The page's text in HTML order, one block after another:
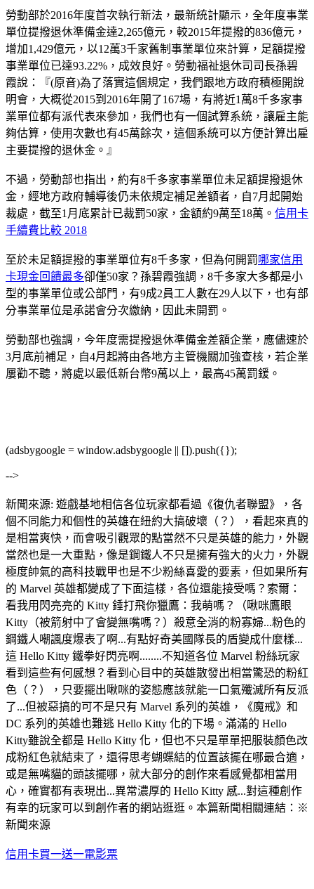
勞動部於2016年度首次執行新法，最新統計顯示，全年度事業
單位提撥退休準備金達2,265億元，較2015年提撥的836億元，
增加1,429億元，以12萬3千家舊制事業單位來計算，足額提撥
事業單位已達93.22%，成效良好。勞動福祉退休司司長孫碧
霞說：『(原音)為了落實這個規定，我們跟地方政府積極開說
明會，大概從2015到2016年開了167場，有將近1萬8千多家事
業單位都有派代表來參加，我們也有一個試算系統，讓雇主能
夠估算，使用次數也有45萬餘次，這個系統可以方便計算出雇
主要提撥的退休金。』
不過，勞動部也指出，約有8千多家事業單位未足額提撥退休
金，經地方政府輔導後仍未依規定補足差額者，自7月起開始
裁處，截至1月底累計已裁罰50家，金額約9萬至18萬。 信用卡
手續費比較 2018
至於未足額提撥的事業單位有8千多家，但為何開罰哪家信用
卡現金回饋最多卻僅50家？孫碧霞強調，8千多家大多都是小
型的事業單位或公部門，有9成2員工人數在29人以下，也有部
分事業單位是承諾會分次繳納，因此未開罰。
勞動部也強調，今年度需提撥退休準備金差額企業，應儘速於
3月底前補足，自4月起將由各地方主管機關加強查核，若企業
屢勸不聽，將處以最低新台幣9萬以上，最高45萬罰鍰。
(adsbygoogle = window.adsbygoogle || []).push({});
-->
新聞來源: 遊戲基地相信各位玩家都看過《復仇者聯盟》，各
個不同能力和個性的英雄在紐約大搞破壞（？），看起來真的
是相當爽快，而會吸引觀眾的點當然不只是英雄的能力，外觀
當然也是一大重點，像是鋼鐵人不只是擁有強大的火力，外觀
極度帥氣的高科技戰甲也是不少粉絲喜愛的要素，但如果所有
的 Marvel 英雄都變成了下面這樣，各位還能接受嗎？索爾：
看我用閃亮亮的 Kitty 錘打飛你獵鷹：我萌嗎？（啾咪鷹眼
Kitty（被箭射中了會變無嘴嗎？）殺意全消的粉寡婦...粉色的
鋼鐵人嘲諷度爆表了啊...有點好奇美國隊長的盾變成什麼樣...
這 Hello Kitty 鐵拳好閃亮啊........不知道各位 Marvel 粉絲玩家
看到這些有何感想？看到心目中的英雄散發出相當驚恐的粉紅
色（？），只要擺出啾咪的姿態應該就能一口氣殲滅所有反派
了...但被惡搞的可不是只有 Marvel 系列的英雄，《魔戒》和
DC 系列的英雄也難逃 Hello Kitty 化的下場。滿滿的 Hello
Kitty雖說全都是 Hello Kitty 化，但也不只是單單把服裝顏色改
成粉紅色就結束了，還得思考蝴蝶結的位置該擺在哪最合適，
或是無嘴貓的頭該擺哪，就大部分的創作來看感覺都相當用
心，確實都有表現出...異常濃厚的 Hello Kitty 感...對這種創作
有幸的玩家可以到創作者的網站逛逛。本篇新聞相關連結：※
新聞來源
信用卡買一送一電影票